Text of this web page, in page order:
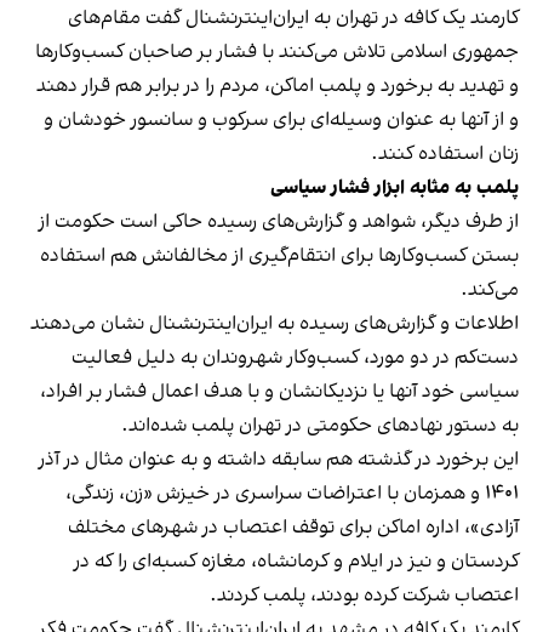
کارمند یک کافه در تهران به ایران‌اینترنشنال گفت مقام‌های
جمهوری اسلامی تلاش می‌کنند با فشار بر صاحبان کسب‌وکارها
و تهدید به برخورد و پلمب اماکن، مردم را در برابر هم قرار دهند
و از آنها به عنوان وسیله‌ای برای سرکوب و سانسور خودشان و
زنان استفاده کنند.
پلمب به مثابه ابزار فشار سیاسی
از طرف دیگر، شواهد و گزارش‌های رسیده حاکی است حکومت از
بستن کسب‌وکارها برای انتقام‌گیری از مخالفانش هم استفاده
می‌کند.
اطلاعات و گزارش‌های رسیده به ایران‌اینترنشنال نشان می‌دهند
دست‌کم در دو مورد، کسب‌وکار شهروندان به دلیل فعالیت
سیاسی خود آنها یا نزدیکانشان و با هدف اعمال فشار بر افراد،
به دستور نهادهای حکومتی در تهران پلمب شده‌اند.
این برخورد در گذشته هم سابقه داشته و به عنوان مثال در آذر
۱۴۰۱ و همزمان با اعتراضات سراسری در خیزش «زن، زندگی،
آزادی»، اداره اماکن برای توقف اعتصاب در شهرهای مختلف
کردستان و نیز در ایلام و کرمانشاه، مغازه کسبه‌ای را که در
اعتصاب شرکت کرده بودند، پلمب کردند.